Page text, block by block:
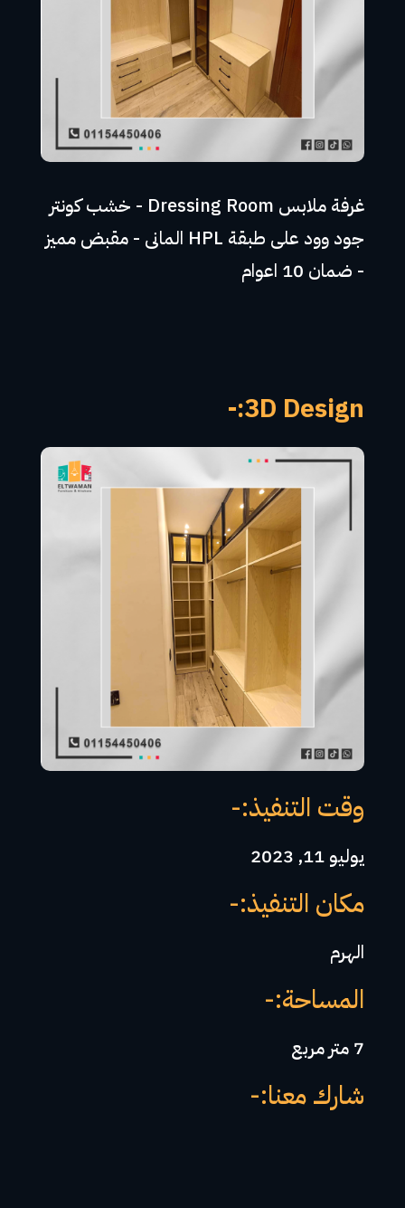
غرفة ملابس Dressing Room - خشب كونتر
جود وود على طبقة HPL المانى - مقبض مميز
- ضمان 10 اعوام
3D Design:-
وقت التنفيذ:-
يوليو 11, 2023
مكان التنفيذ:-
الهرم
المساحة:-
7 متر مربع
شارك معنا:-